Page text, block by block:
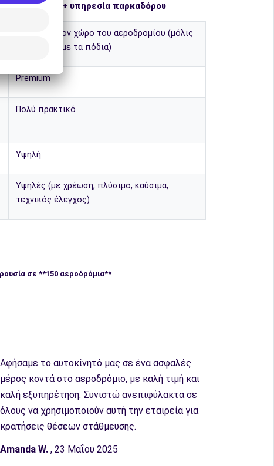
👨‍✈️ Πάρκινγκ + υπηρεσία παρκαδόρου
Ακριβώς στον χώρο του αεροδρομίου (μόλις
λίγα λεπτά με τα πόδια)
Premium
Πολύ πρακτικό
Υψηλή
Υψηλές (με χρέωση, πλύσιμο, καύσιμα,
τεχνικός έλεγχος)
σε **150 αεροδρόμια**
Αφήσαμε το αυτοκίνητό μας σε ένα ασφαλές
μέρος κοντά στο αεροδρόμιο, με καλή τιμή και
καλή εξυπηρέτηση. Συνιστώ ανεπιφύλακτα σε
όλους να χρησιμοποιούν αυτή την εταιρεία για
κρατήσεις θέσεων στάθμευσης.
Amanda W. , 23 Μαΐου 2025